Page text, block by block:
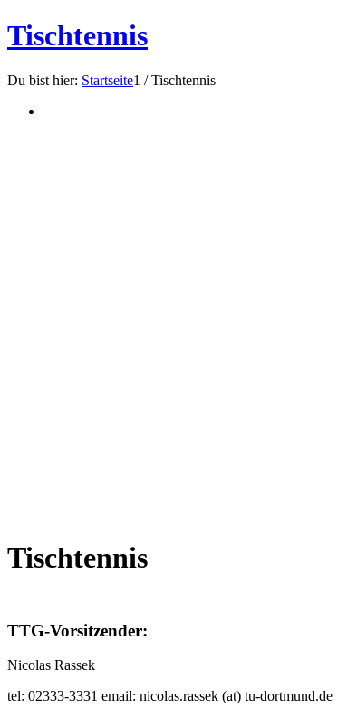
Tischtennis
Du bist hier: Startseite1 / Tischtennis
Tischtennis
TTG-Vorsitzender:
Nicolas Rassek
tel: 02333-3331 email: nicolas.rassek (at) tu-dortmund.de